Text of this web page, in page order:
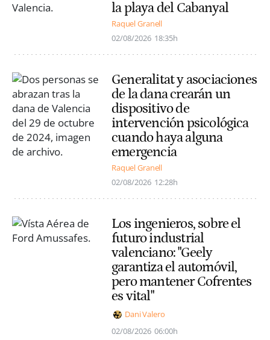
la playa del Cabanyal
Raquel Granell
02/08/2026 18:35h
Generalitat y asociaciones
de la dana crearán un
dispositivo de
intervención psicológica
cuando haya alguna
emergencia
Raquel Granell
02/08/2026 12:28h
Los ingenieros, sobre el
futuro industrial
valenciano: "Geely
garantiza el automóvil,
pero mantener Cofrentes
es vital"
Dani Valero
02/08/2026 06:00h